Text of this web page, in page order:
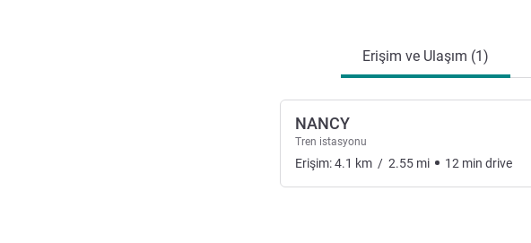
Erişim ve Ulaşım (1)
NANCY
Tren istasyonu
Erişim:4.1 km / 2.55 mi 12 min drive